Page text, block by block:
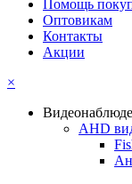
Помощь
Оптовикам
Контакты
Акции
×
AHD